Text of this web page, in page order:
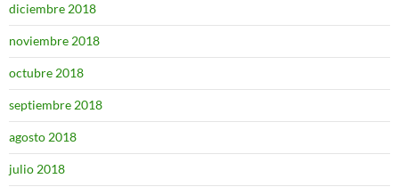
diciembre 2018
noviembre 2018
octubre 2018
septiembre 2018
agosto 2018
julio 2018